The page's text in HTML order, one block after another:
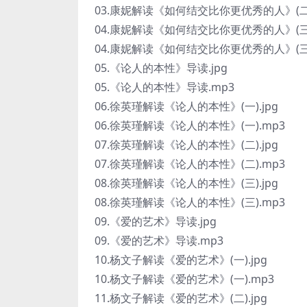
03.康妮解读《如何结交比你更优秀的人》(
04.康妮解读《如何结交比你更优秀的人》(
04.康妮解读《如何结交比你更优秀的人》(
05.《论人的本性》导读.jpg
05.《论人的本性》导读.mp3
06.徐英瑾解读《论人的本性》(一).jpg
06.徐英瑾解读《论人的本性》(一).mp3
07.徐英瑾解读《论人的本性》(二).jpg
07.徐英瑾解读《论人的本性》(二).mp3
08.徐英瑾解读《论人的本性》(三).jpg
08.徐英瑾解读《论人的本性》(三).mp3
09.《爱的艺术》导读.jpg
09.《爱的艺术》导读.mp3
10.杨文子解读《爱的艺术》(一).jpg
10.杨文子解读《爱的艺术》(一).mp3
11.杨文子解读《爱的艺术》(二).jpg